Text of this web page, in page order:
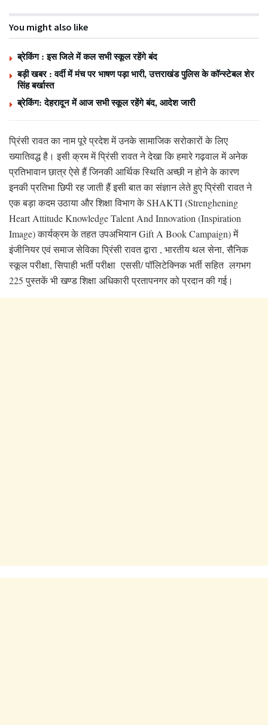
You might also like
ब्रेकिंग : इस जिले में कल सभी स्कूल रहेंगे बंद
बड़ी खबर : वर्दी में मंच पर भाषण पड़ा भारी, उत्तराखंड पुलिस के कॉन्स्टेबल शेर
सिंह बर्खास्त
ब्रेकिंग: देहरादून में आज सभी स्कूल रहेंगे बंद, आदेश जारी
प्रिंसी रावत का नाम पूरे प्रदेश में उनके सामाजिक सरोकारों के लिए
ख्यातिवद्ध है। इसी क्रम में प्रिंसी रावत ने देखा कि हमारे गढ़वाल में अनेक
प्रतिभावान छात्र ऐसे हैं जिनकी आर्थिक स्थिति अच्छी न होने के कारण
इनकी प्रतिभा छिपी रह जाती हैं इसी बात का संज्ञान लेते हुए प्रिंसी रावत ने
एक बड़ा कदम उठाया और शिक्षा विभाग के SHAKTI (Strenghening
Heart Attitude Knowledge Talent And Innovation (Inspiration
Image) कार्यक्रम के तहत उपअभियान Gift A Book Campaign) में
इंजीनियर एवं समाज सेविका प्रिंसी रावत द्वारा , भारतीय थल सेना, सैनिक
स्कूल परीक्षा, सिपाही भर्ती परीक्षा एससी/ पॉलिटेक्निक भर्ती सहित लगभग
225 पुस्तकें भी खण्ड शिक्षा अधिकारी प्रतापनगर को प्रदान की गई।